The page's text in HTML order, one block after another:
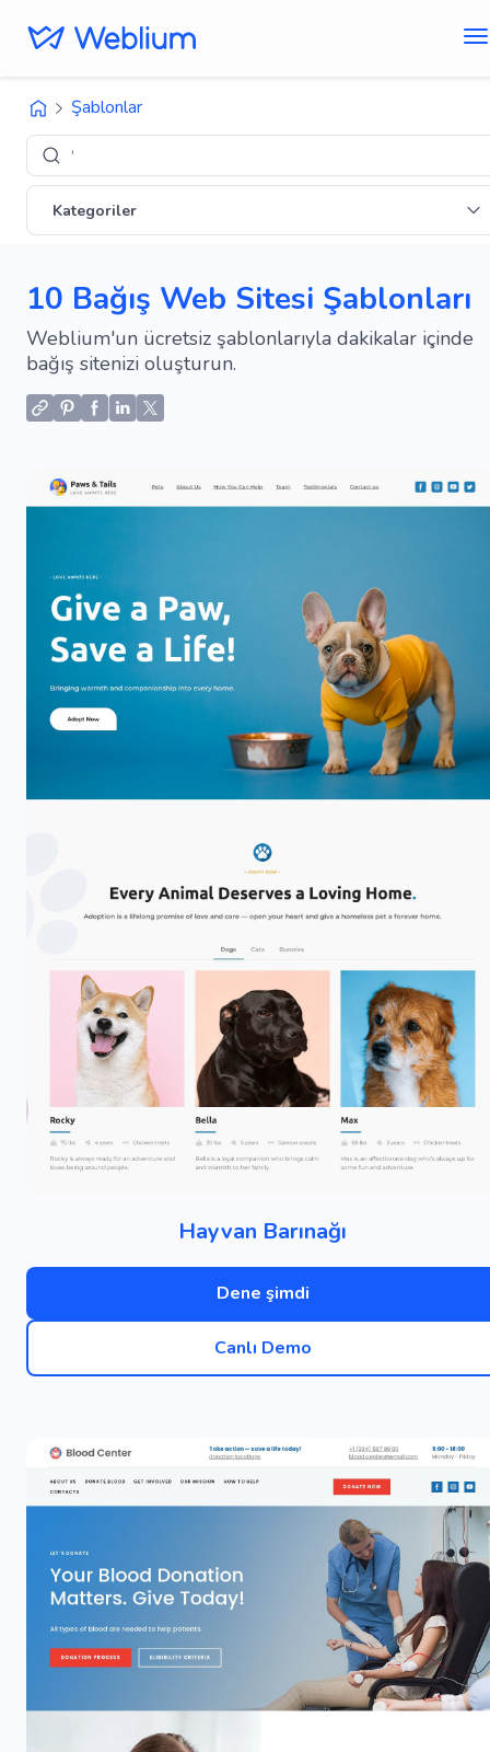
Şablonlar
'E-ticaret' tasa
Kategoriler
10 Bağış Web Sitesi Şablonları
Weblium'un ücretsiz şablonlarıyla dakikalar içinde
bağış sitenizi oluşturun.
Hayvan Barınağı
Dene şimdi
Canlı Demo